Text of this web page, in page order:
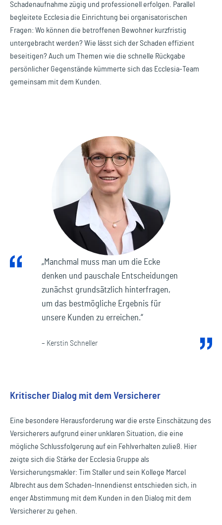
Schadenaufnahme zügig und professionell erfolgen. Parallel
begleitete Ecclesia die Einrichtung bei organisatorischen
Fragen: Wo können die betroffenen Bewohner kurzfristig
untergebracht werden? Wie lässt sich der Schaden effizient
beseitigen? Auch um Themen wie die schnelle Rückgabe
persönlicher Gegenstände kümmerte sich das Ecclesia-Team
gemeinsam mit dem Kunden.
„Manchmal muss man um die Ecke
denken und pauschale Entscheidungen
zunächst grundsätzlich hinterfragen,
um das bestmögliche Ergebnis für
unsere Kunden zu erreichen.“
– Kerstin Schneller
Kritischer Dialog mit dem Versicherer
Eine besondere Herausforderung war die erste Einschätzung des
Versicherers aufgrund einer unklaren Situation, die eine
mögliche Schlussfolgerung auf ein Fehlverhalten zuließ. Hier
zeigte sich die Stärke der Ecclesia Gruppe als
Versicherungsmakler: Tim Staller und sein Kollege Marcel
Albrecht aus dem Schaden-Innendienst entschieden sich, in
enger Abstimmung mit dem Kunden in den Dialog mit dem
Versicherer zu gehen.